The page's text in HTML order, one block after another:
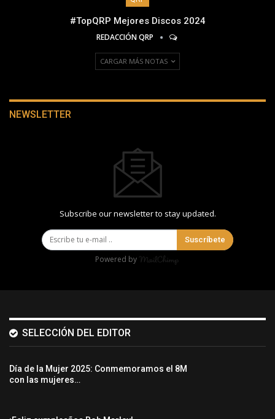
#TopQRP Mejores Discos 2024
REDACCIÓN QRP
CARGAR MÁS NOTAS
NEWSLETTER
Subscribe our newsletter to stay updated.
Suscríbete
Powered by
SELECCIÓN DEL EDITOR
Día de la Mujer 2025: Conmemoramos el 8M
con las mujeres…